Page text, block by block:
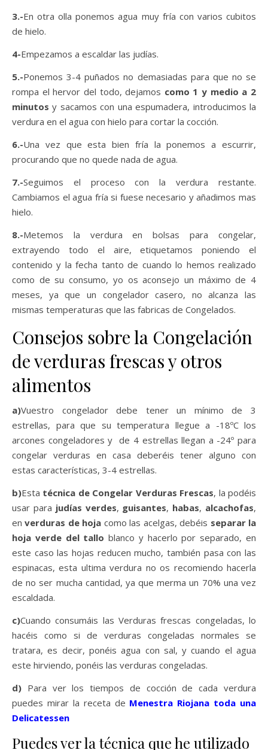
3.-En otra olla ponemos agua muy fría con varios cubitos
de hielo.
4-Empezamos a escaldar las judías.
5.-Ponemos 3-4 puñados no demasiadas para que no se
rompa el hervor del todo, dejamos como 1 y medio a 2
minutos y sacamos con una espumadera, introducimos la
verdura en el agua con hielo para cortar la cocción.
6.-Una vez que esta bien fría la ponemos a escurrir,
procurando que no quede nada de agua.
7.-Seguimos el proceso con la verdura restante.
Cambiamos el agua fría si fuese necesario y añadimos mas
hielo.
8.-Metemos la verdura en bolsas para congelar,
extrayendo todo el aire, etiquetamos poniendo el
contenido y la fecha tanto de cuando lo hemos realizado
como de su consumo, yo os aconsejo un máximo de 4
meses, ya que un congelador casero, no alcanza las
mismas temperaturas que las fabricas de Congelados.
Consejos sobre la Congelación
de verduras frescas y otros
alimentos
a)Vuestro congelador debe tener un mínimo de 3
estrellas, para que su temperatura llegue a -18ºC los
arcones congeladores y de 4 estrellas llegan a -24º para
congelar verduras en casa deberéis tener alguno con
estas características, 3-4 estrellas.
b)Esta técnica de Congelar Verduras Frescas, la podéis
usar para judías verdes, guisantes, habas, alcachofas,
en verduras de hoja como las acelgas, debéis separar la
hoja verde del tallo blanco y hacerlo por separado, en
este caso las hojas reducen mucho, también pasa con las
espinacas, esta ultima verdura no os recomiendo hacerla
de no ser mucha cantidad, ya que merma un 70% una vez
escaldada.
c)Cuando consumáis las Verduras frescas congeladas, lo
hacéis como si de verduras congeladas normales se
tratara, es decir, ponéis agua con sal, y cuando el agua
este hirviendo, ponéis las verduras congeladas.
d) Para ver los tiempos de cocción de cada verdura
puedes mirar la receta de Menestra Riojana toda una
Delicatessen
Puedes ver la técnica que he utilizado